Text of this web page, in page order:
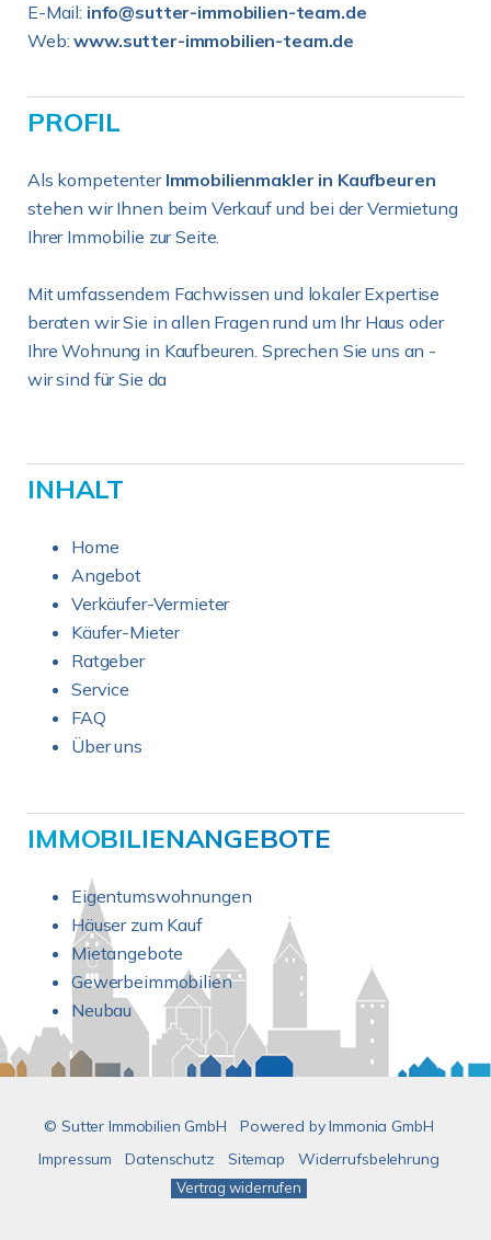
E-Mail: info@sutter-immobilien-team.de
Web:www.sutter-immobilien-team.de
PROFIL
Als kompetenter Immobilienmakler in Kaufbeuren
stehen wir Ihnen beim Verkauf und bei der Vermietung
Ihrer Immobilie zur Seite.
Mit umfassendem Fachwissen und lokaler Expertise
beraten wir Sie in allen Fragen rund um Ihr Haus oder
Ihre Wohnung in Kaufbeuren. Sprechen Sie uns an -
wir sind für Sie da
INHALT
Home
Angebot
Verkäufer-Vermieter
Käufer-Mieter
Ratgeber
Service
FAQ
Über uns
IMMOBILIENANGEBOTE
Eigentumswohnungen
Häuser zum Kauf
Mietangebote
Gewerbeimmobilien
Neubau
© Sutter Immobilien GmbH Powered byImmonia GmbH
Impressum
Datenschutz Sitemap Widerrufsbelehrung
Vertrag widerrufen